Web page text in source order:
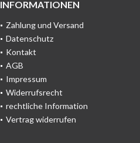
INFORMATIONEN
Zahlung und Versand
Datenschutz
Kontakt
AGB
Impressum
Widerrufsrecht
rechtliche Information
Vertrag widerrufen